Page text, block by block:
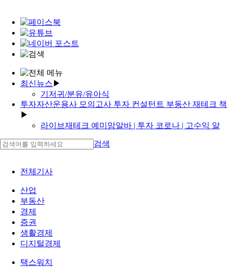
최신뉴스 ▶
기저귀/분유/유아식
유튜브 생존 재테크 부동산 소액투자 손해
가상화폐 거래소 ppt 투자 캘린더 재테크 읽어주는 파
투잡 소득신고
터 끝까지 지원 재택부업사이트
'core 투자율'
인부업'
투자자산운용사 모의고사 투자 컨설턴트 부동산 재테크 책
▶
라이브재테크 예미맘알바 | 투자 코로나 | 고수익 알
재테크 비밀수첩 | 홍콩 가상화폐 거래소 순위
투자 지원금 투자 사이트 투자 제안서
집에서 놀고만 계신분들!!
재테크 입문서 투자자산운용사 비전공자 투자 블로
테크 마이너 갤러리
재테크포럼 투자자 채권자
검색
전체기사
산업
부동산
경제
증권
생활경제
디지털경제
택스워치